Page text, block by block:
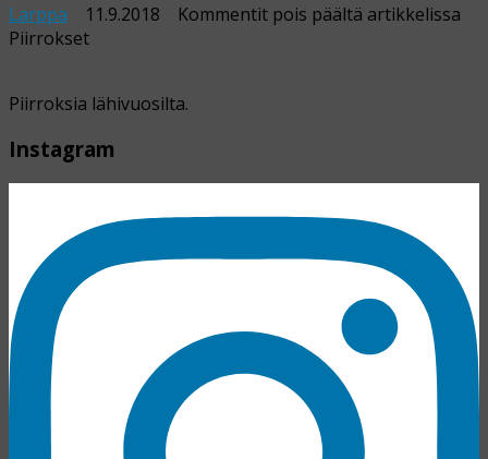
Larppa 11.9.2018 Kommentit pois päältä artikkelissa
Piirrokset
Piirroksia lähivuosilta.
Instagram